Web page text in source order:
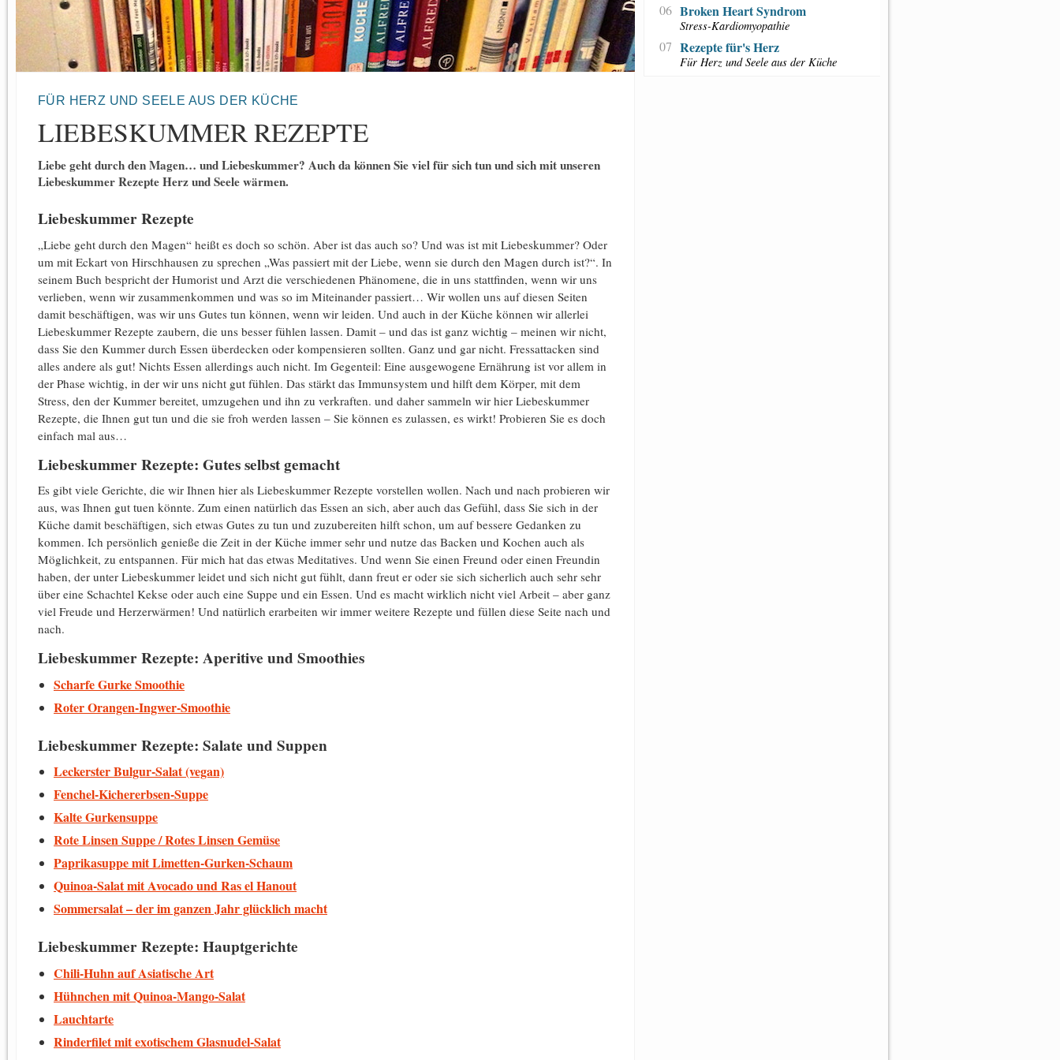
FÜR HERZ UND SEELE AUS DER KÜCHE
LIEBESKUMMER REZEPTE
Liebe geht durch den Magen… und Liebeskummer? Auch da können Sie viel für sich tun und sich mit unseren
Liebeskummer Rezepte Herz und Seele wärmen.
Liebeskummer Rezepte
„Liebe geht durch den Magen“ heißt es doch so schön. Aber ist das auch so? Und was ist mit Liebeskummer? Oder
um mit Eckart von Hirschhausen zu sprechen „Was passiert mit der Liebe, wenn sie durch den Magen durch ist?“. In
seinem Buch bespricht der Humorist und Arzt die verschiedenen Phänomene, die in uns stattfinden, wenn wir uns
verlieben, wenn wir zusammenkommen und was so im Miteinander passiert… Wir wollen uns auf diesen Seiten
damit beschäftigen, was wir uns Gutes tun können, wenn wir leiden. Und auch in der Küche können wir allerlei
Liebeskummer Rezepte zaubern, die uns besser fühlen lassen. Damit – und das ist ganz wichtig – meinen wir nicht,
dass Sie den Kummer durch Essen überdecken oder kompensieren sollten. Ganz und gar nicht. Fressattacken sind
alles andere als gut! Nichts Essen allerdings auch nicht. Im Gegenteil: Eine ausgewogene Ernährung ist vor allem in
der Phase wichtig, in der wir uns nicht gut fühlen. Das stärkt das Immunsystem und hilft dem Körper, mit dem
Stress, den der Kummer bereitet, umzugehen und ihn zu verkraften. und daher sammeln wir hier Liebeskummer
Rezepte, die Ihnen gut tun und die sie froh werden lassen – Sie können es zulassen, es wirkt! Probieren Sie es doch
einfach mal aus…
Liebeskummer Rezepte: Gutes selbst gemacht
Es gibt viele Gerichte, die wir Ihnen hier als Liebeskummer Rezepte vorstellen wollen. Nach und nach probieren wir
aus, was Ihnen gut tuen könnte. Zum einen natürlich das Essen an sich, aber auch das Gefühl, dass Sie sich in der
Küche damit beschäftigen, sich etwas Gutes zu tun und zuzubereiten hilft schon, um auf bessere Gedanken zu
kommen. Ich persönlich genieße die Zeit in der Küche immer sehr und nutze das Backen und Kochen auch als
Möglichkeit, zu entspannen. Für mich hat das etwas Meditatives. Und wenn Sie einen Freund oder einen Freundin
haben, der unter Liebeskummer leidet und sich nicht gut fühlt, dann freut er oder sie sich sicherlich auch sehr sehr
über eine Schachtel Kekse oder auch eine Suppe und ein Essen. Und es macht wirklich nicht viel Arbeit – aber ganz
viel Freude und Herzerwärmen! Und natürlich erarbeiten wir immer weitere Rezepte und füllen diese Seite nach und
nach.
Liebeskummer Rezepte: Aperitive und Smoothies
Scharfe Gurke Smoothie
Roter Orangen-Ingwer-Smoothie
Liebeskummer Rezepte: Salate und Suppen
Leckerster Bulgur-Salat (vegan)
Fenchel-Kichererbsen-Suppe
Kalte Gurkensuppe
Rote Linsen Suppe / Rotes Linsen Gemüse
Paprikasuppe mit Limetten-Gurken-Schaum
Quinoa-Salat mit Avocado und Ras el Hanout
Sommersalat – der im ganzen Jahr glücklich macht
Liebeskummer Rezepte: Hauptgerichte
Chili-Huhn auf Asiatische Art
Hühnchen mit Quinoa-Mango-Salat
Lauchtarte
Rinderfilet mit exotischem Glasnudel-Salat
06 Broken Heart Syndrom
Stress-Kardiomyopathie
07 Rezepte für's Herz
Für Herz und Seele aus der Küche